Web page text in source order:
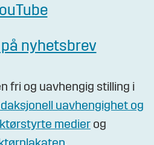
nyhetsbrev
fri og uavhengig stilling i
uavhengighet og
medier og